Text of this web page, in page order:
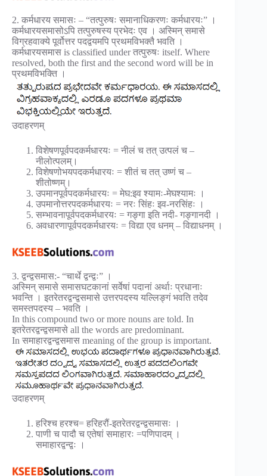
2. कर्मधारय समासः – “तत्पुरुषः समानाधिकरणः कर्मधारयः” ।
कर्मधारयसमासोऽपि तत्पुरुषस्य प्रभेदः एव । अस्मिन् समासे
विग्रहवाक्ये पूर्वोत्तर पदद्वयमपि प्रथमविभक्तै भवति ।
कर्मधारयसमास is classified under तत्पुरुषः itself. Where
resolved, both the first and the second word will be in
प्रथमविभक्ति ।
उदाहरणम्
विशेषणपूर्वपदकर्मधारयः = नीलं च तत् उत्पलं च –
नीलोत्पलम्।
विशेषणोभयपदकर्मधारयः = शीतं च तत् उष्णं च –
शीतोष्णम्।
उपमानपूर्वपदकर्मधारयः = मेघ:इव श्यामः-मेघश्यामः ।
उपमानोत्तरपदकर्मधारयः = नरः सिंहः इव-नरसिंहः ।
सम्भावनापूर्वपदकर्मधारयः = गङ्गा इति नदी- गङ्गानदी ।
अवधारणापूर्वपदकर्मधारयः = विद्या एव धनम् – विद्याधनम् ।
3. द्वन्द्वसमास:- “चार्थे द्वन्द्वः” ।
अस्मिन् समासे समासघटकानां सर्वेषां पदानां अर्थाः प्रधानाः
भवन्ति । इतरेतरद्वन्द्वसमासे उत्तरपदस्य यल्लिङ्गं भवति तदेव
समस्तपदस्य – भवति ।
In this compound two or more nouns are told. In
इतरेतरद्वन्द्वसमासे all the words are predominant.
In समाहारद्वन्द्वसमास meaning of the group is important.
उदाहरणम्
हरिश्च हरश्च= हरिहरौं-इतरेतरद्वन्द्वसमासः ।
पाणी च पादौ च एतेषां समाहारः =पणिपादम् ।
समाहारद्वन्द्वः ।